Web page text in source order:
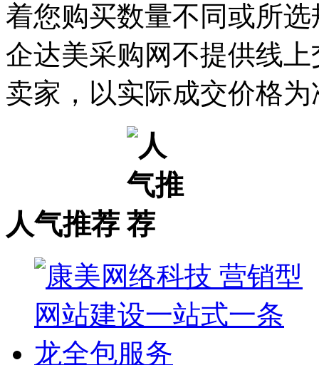
着您购买数量不同或所
企达美采购网不提供线
卖家，以实际成交价格为
人气推荐